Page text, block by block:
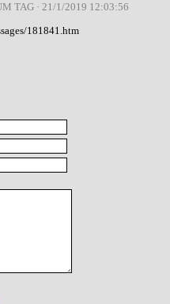
TAG · 21/1/2019 12:03:56
181841.htm